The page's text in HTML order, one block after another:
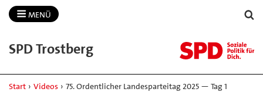
MENÜ
SPD Trostberg
Start › Videos › 75. Ordentlicher Landesparteitag 2025 — Tag 1